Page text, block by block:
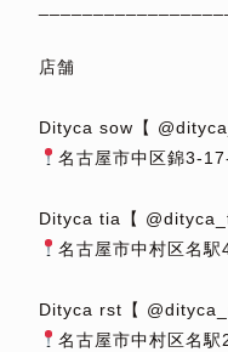
店舗
Dityca sow【
名古屋市中区錦3-
Dityca tia【
名古屋市中村区名
Dityca rst【
名古屋市中村区名